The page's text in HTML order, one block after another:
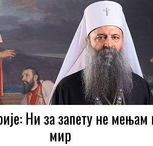
Ни за запету не мењам
мир